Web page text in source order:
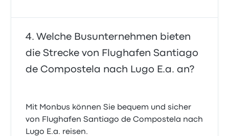
Welche Busunternehmen bieten
die Strecke von Flughafen Santiago
de Compostela nach Lugo E.a. an?
Mit Monbus können Sie bequem und sicher
von Flughafen Santiago de Compostela nach
Lugo E.a. reisen.